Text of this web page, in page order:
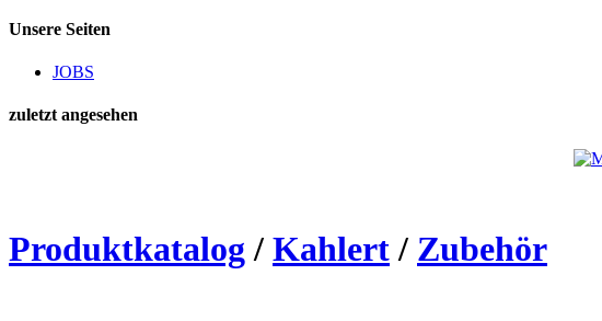
Unsere Seiten
JOBS
zuletzt angesehen
Produktkatalog / Kahlert / Zubehör